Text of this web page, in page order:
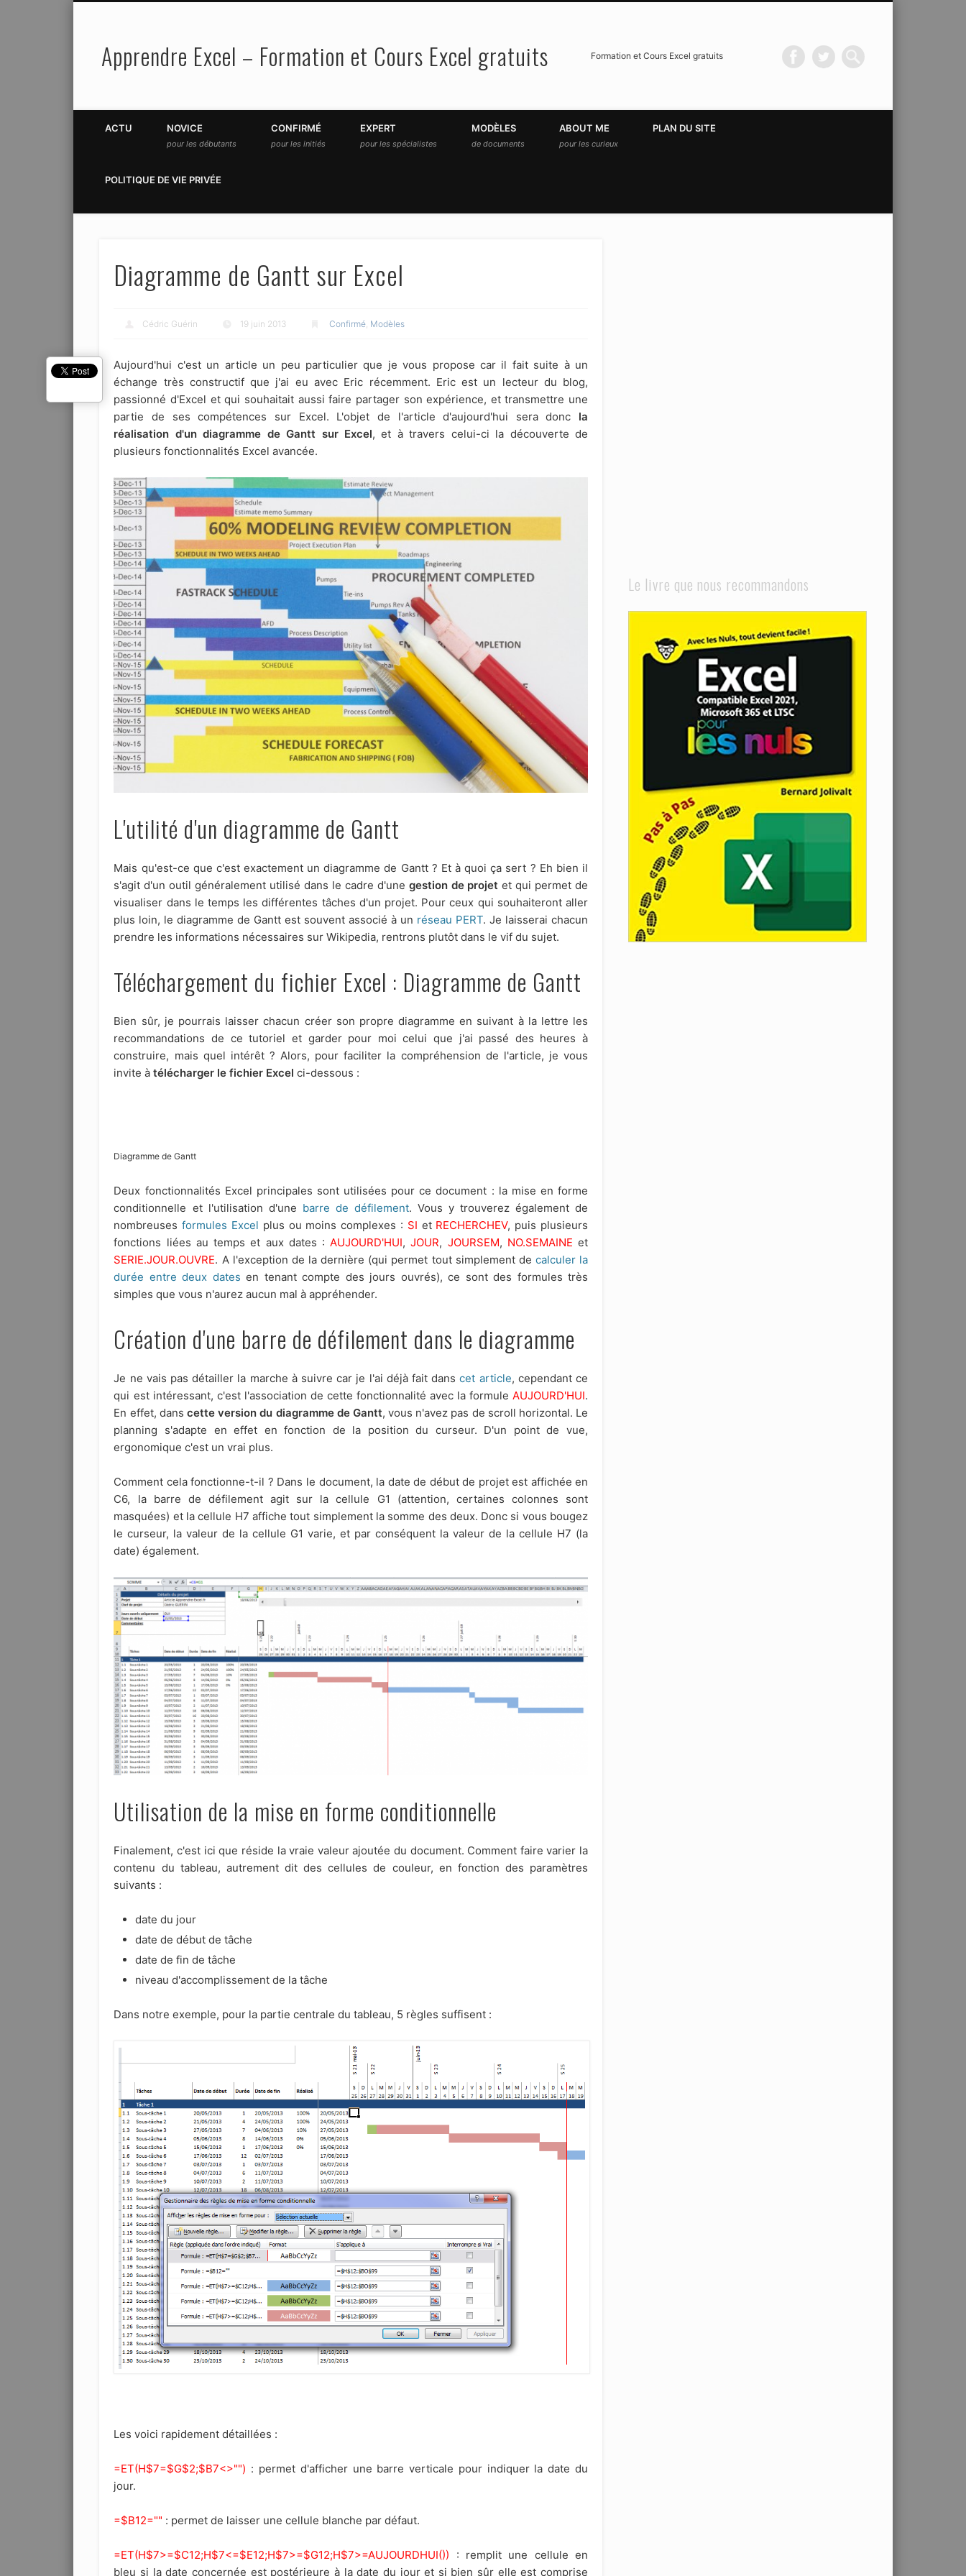
Apprendre Excel – Formation et Cours Excel gratuits Formation et Cours Excel gratuits
FacebookTwitter
ACTU NOVICE
pour les débutants
CONFIRMÉ
pour les initiés
EXPERT
pour les spécialistes
MODÈLES
de documents
ABOUT ME
pour les curieux
PLAN DU SITE
POLITIQUE DE VIE PRIVÉE
Diagramme de Gantt sur Excel
Cédric Guérin 19 juin 2013 Confirmé, Modèles
Aujourd'hui c'est un article un peu particulier que je vous propose car il fait suite à un
échange très constructif que j'ai eu avec Eric récemment. Eric est un lecteur du blog,
passionné d'Excel et qui souhaitait aussi faire partager son expérience, et transmettre une
partie de ses compétences sur Excel. L'objet de l'article d'aujourd'hui sera donc la
réalisation d'un diagramme de Gantt sur Excel, et à travers celui-ci la découverte de
plusieurs fonctionnalités Excel avancée.
L'utilité d'un diagramme de Gantt
Mais qu'est-ce que c'est exactement un diagramme de Gantt ? Et à quoi ça sert ? Eh bien il
s'agit d'un outil généralement utilisé dans le cadre d'une gestion de projet et qui permet de
visualiser dans le temps les différentes tâches d'un projet. Pour ceux qui souhaiteront aller
plus loin, le diagramme de Gantt est souvent associé à un réseau PERT. Je laisserai chacun
prendre les informations nécessaires sur Wikipedia, rentrons plutôt dans le vif du sujet.
Téléchargement du fichier Excel : Diagramme de Gantt
Bien sûr, je pourrais laisser chacun créer son propre diagramme en suivant à la lettre les
recommandations de ce tutoriel et garder pour moi celui que j'ai passé des heures à
construire, mais quel intérêt ? Alors, pour faciliter la compréhension de l'article, je vous
invite àtélécharger le fichier Excel ci-dessous :
Diagramme de Gantt
Deux fonctionnalités Excel principales sont utilisées pour ce document : la mise en forme
conditionnelle et l'utilisation d'une barre de défilement. Vous y trouverez également de
nombreusesformules Excel plus ou moins complexes : SI et RECHERCHEV, puis plusieurs
fonctions liées au temps et aux dates :AUJOURD'HUI,JOUR, JOURSEM, NO.SEMAINE et
SERIE.JOUR.OUVRE. A l'exception de la dernière (qui permet tout simplement de calculer la
durée entre deux dates en tenant compte des jours ouvrés), ce sont des formules très
simples que vous n'aurez aucun mal à appréhender.
Création d'une barre de défilement dans le diagramme
Je ne vais pas détailler la marche à suivre car je l'ai déjà fait danscet article, cependant ce
qui est intéressant, c'est l'association de cette fonctionnalité avec la formuleAUJOURD'HUI.
En effet, dans cette version du diagramme de Gantt, vous n'avez pas de scroll horizontal. Le
planning s'adapte en effet en fonction de la position du curseur. D'un point de vue,
ergonomique c'est un vrai plus.
Comment cela fonctionne-t-il ? Dans le document, la date de début de projet est affichée en
C6, la barre de défilement agit sur la cellule G1 (attention, certaines colonnes sont
masquées) et la cellule H7 affiche tout simplement la somme des deux. Donc si vous bougez
le curseur, la valeur de la cellule G1 varie, et par conséquent la valeur de la cellule H7 (la
date) également.
Utilisation de la mise en forme conditionnelle
Finalement, c'est ici que réside la vraie valeur ajoutée du document. Comment faire varier la
contenu du tableau, autrement dit des cellules de couleur, en fonction des paramètres
suivants :
date du jour
date de début de tâche
date de fin de tâche
niveau d'accomplissement de la tâche
Dans notre exemple, pour la partie centrale du tableau, 5 règles suffisent :
Les voici rapidement détaillées :
=ET(H$7=$G$2;$B7<>"") : permet d'afficher une barre verticale pour indiquer la date du
jour.
=$B12="" : permet de laisser une cellule blanche par défaut.
=ET(H$7>=$C12;H$7<=$E12;H$7>=$G12;H$7>=AUJOURDHUI()) : remplit une cellule en
bleu si la date concernée est postérieure à la date du jour et si bien sûr elle est comprise
Le livre que nous recommandons